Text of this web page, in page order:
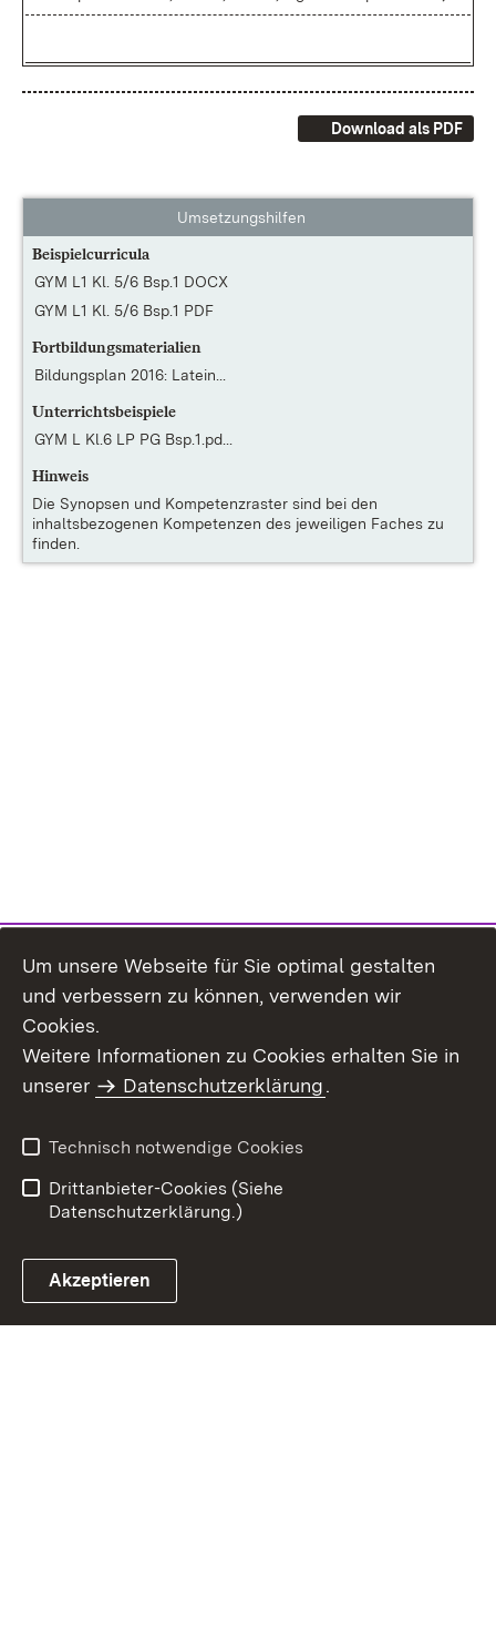
Download als PDF
Umsetzungshilfen
Beispielcurricula
GYM L1 Kl. 5/6 Bsp.1 DOCX
GYM L1 Kl. 5/6 Bsp.1 PDF
Fortbildungsmaterialien
Bildungsplan 2016: Latein...
Unterrichtsbeispiele
GYM L Kl.6 LP PG Bsp.1.pd...
Hinweis
Die Synopsen und Kompetenzraster sind bei den
inhaltsbezogenen Kompetenzen des jeweiligen Faches zu
finden.
Um unsere Webseite für Sie optimal gestalten
und verbessern zu können, verwenden wir
Cookies.
Weitere Informationen zu Cookies erhalten Sie in
unserer
Datenschutzerklärung.
Technisch notwendige Cookies
Drittanbieter-Cookies (Siehe
Datenschutzerklärung.)
Akzeptieren